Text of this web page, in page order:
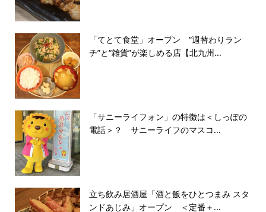
「てとて食堂」オープン “週替わりラン
チ”と“雑貨”が楽しめる店【北九州...
「サニーライフォン」の特徴は＜しっぽの
電話＞？ サニーライフのマスコ...
立ち飲み居酒屋「酒と飯をひとつまみ スタ
ンドあじみ」オープン ＜定番＋...